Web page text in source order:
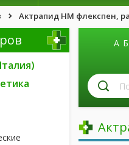
Актрапид HM флекспен,
А Б